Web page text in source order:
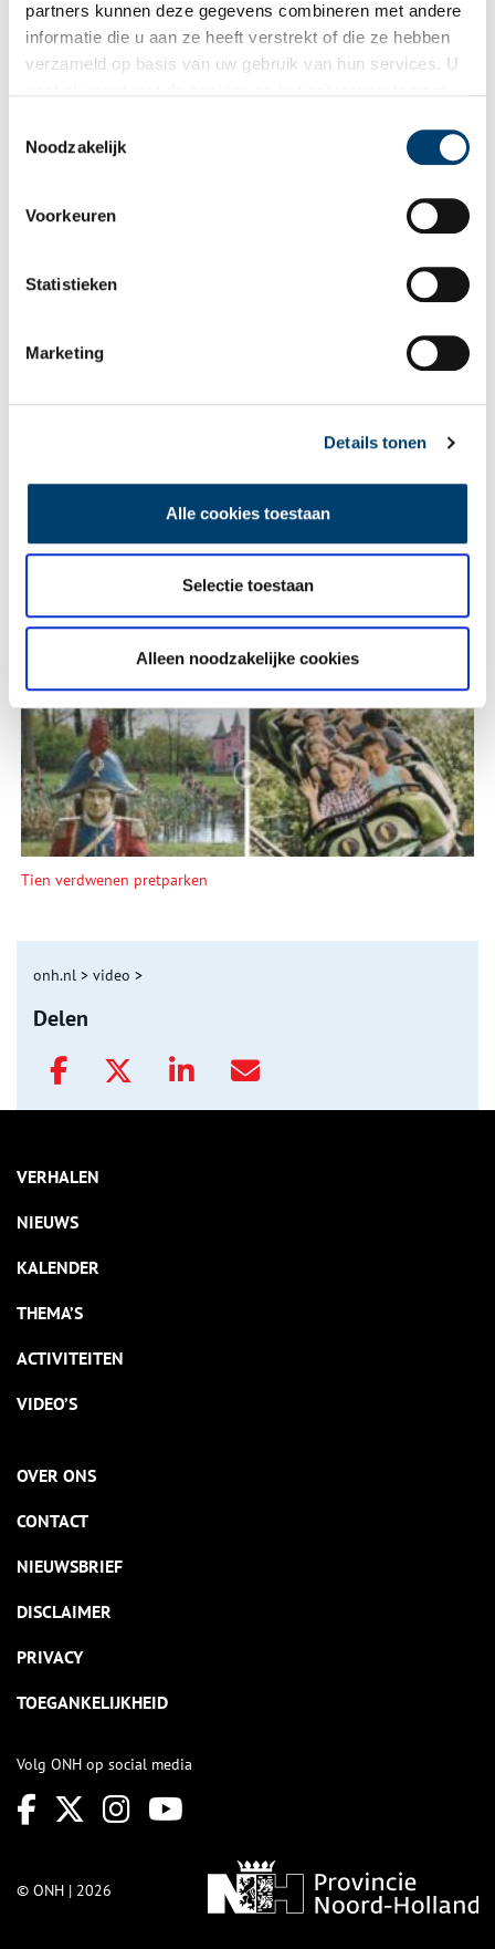
partners kunnen deze gegevens combineren met andere
informatie die u aan ze heeft verstrekt of die ze hebben
verzameld op basis van uw gebruik van hun services. U
Noodzakelijk
Voorkeuren
Statistieken
Marketing
Details tonen
Alle cookies toestaan
Selectie toestaan
Alleen noodzakelijke cookies
Vink dit aan als u op de hoogte gehouden wil worden.
Wist je dat… de oudste afgebeelde Hollanders in deze kerk
Een jaar rond in de Eendenkooi ’t Zand
Tien verdwenen pretparken
onh.nl > video >
Delen
VERHALEN
NIEUWS
KALENDER
THEMA’S
ACTIVITEITEN
VIDEO’S
OVER ONS
CONTACT
NIEUWSBRIEF
DISCLAIMER
PRIVACY
TOEGANKELIJKHEID
Volg ONH op social media
© ONH | 2026